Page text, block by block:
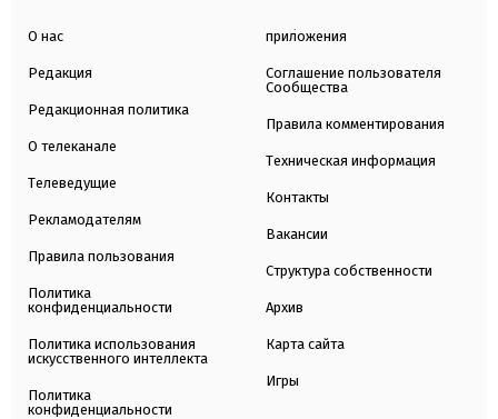
О нас
Редакция
Редакционная политика
О телеканале
Телеведущие
Рекламодателям
Правила пользования
Политика
конфиденциальности
Политика использования
искусственного интеллекта
Политика
конфиденциальности
приложения
Соглашение пользователя
Сообщества
Правила комментирования
Техническая информация
Контакты
Вакансии
Структура собственности
Архив
Карта сайта
Игры